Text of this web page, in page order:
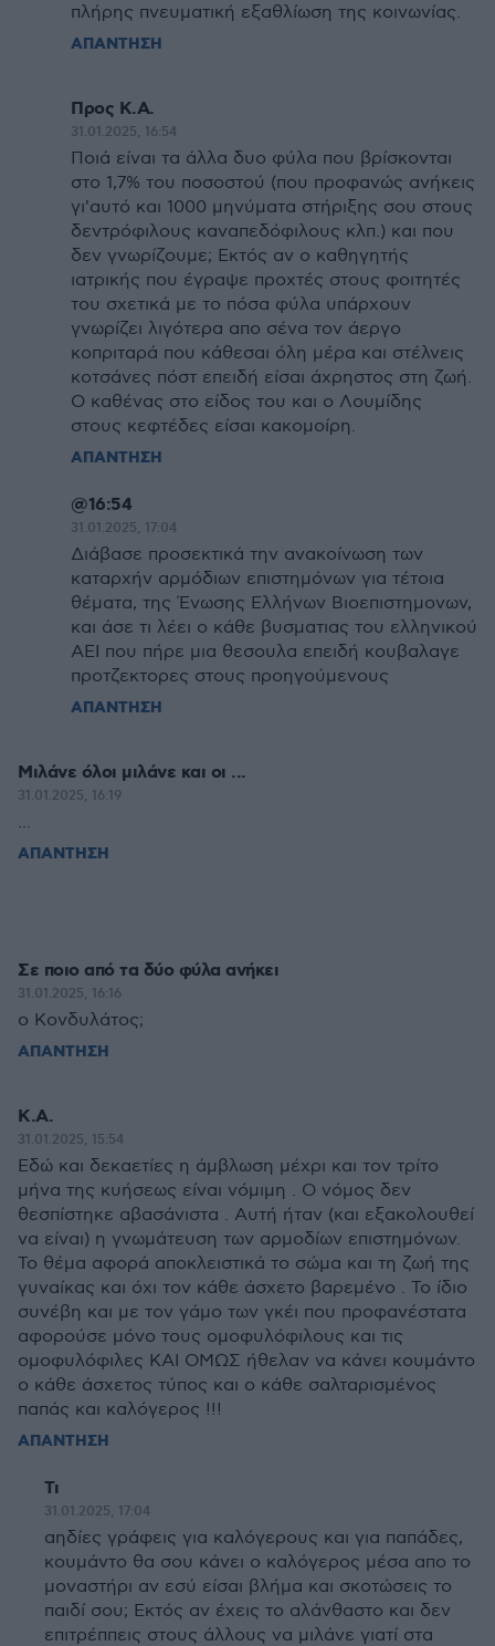
πλήρης πνευματική εξαθλίωση της κοινωνίας.
ΑΠΑΝΤΗΣΗ
Προς Κ.A.
31.01.2025, 16:54
Ποιά είναι τα άλλα δυο φύλα που βρίσκονται
στο 1,7% του ποσοστού (που προφανώς ανήκεις
γι'αυτό και 1000 μηνύματα στήριξης σου στους
δεντρόφιλους καναπεδόφιλους κλπ.) και που
δεν γνωρίζουμε; Εκτός αν ο καθηγητής
ιατρικής που έγραψε προχτές στους φοιτητές
του σχετικά με το πόσα φύλα υπάρχουν
γνωρίζει λιγότερα απο σένα τον άεργο
κοπριταρά που κάθεσαι όλη μέρα και στέλνεις
κοτσάνες πόστ επειδή είσαι άχρηστος στη ζωή.
Ο καθένας στο είδος του και ο Λουμίδης
στους κεφτέδες είσαι κακομοίρη.
ΑΠΑΝΤΗΣΗ
@16:54
31.01.2025, 17:04
Διάβασε προσεκτικά την ανακοίνωση των
καταρχήν αρμόδιων επιστημόνων για τέτοια
θέματα, της Ένωσης Ελλήνων Βιοεπιστημονων,
και άσε τι λέει ο κάθε βυσματιας του ελληνικού
ΑΕΙ που πήρε μια θεσουλα επειδή κουβαλαγε
προτζεκτορες στους προηγούμενους
ΑΠΑΝΤΗΣΗ
Μιλάνε όλοι μιλάνε και οι ...
31.01.2025, 16:19
...
ΑΠΑΝΤΗΣΗ
Σε ποιο από τα δύο φύλα ανήκει
31.01.2025, 16:16
ο Κονδυλάτος;
ΑΠΑΝΤΗΣΗ
K.A.
31.01.2025, 15:54
Εδώ και δεκαετίες η άμβλωση μέχρι και τον τρίτο
μήνα της κυήσεως είναι νόμιμη . Ο νόμος δεν
θεσπίστηκε αβασάνιστα . Αυτή ήταν (και εξακολουθεί
να είναι) η γνωμάτευση των αρμοδίων επιστημόνων.
Το θέμα αφορά αποκλειστικά το σώμα και τη ζωή της
γυναίκας και όχι τον κάθε άσχετο βαρεμένο . Το ίδιο
συνέβη και με τον γάμο των γκέι που προφανέστατα
αφορούσε μόνο τους ομοφυλόφιλους και τις
ομοφυλόφιλες ΚΑΙ ΟΜΩΣ ήθελαν να κάνει κουμάντο
ο κάθε άσχετος τύπος και ο κάθε σαλταρισμένος
παπάς και καλόγερος !!!
ΑΠΑΝΤΗΣΗ
Τι
31.01.2025, 17:04
αηδίες γράφεις για καλόγερους και για παπάδες,
κουμάντο θα σου κάνει ο καλόγερος μέσα απο το
μοναστήρι αν εσύ είσαι βλήμα και σκοτώσεις το
παιδί σου; Εκτός αν έχεις το αλάνθαστο και δεν
επιτρέππεις στους άλλους να μιλάνε γιατί στα